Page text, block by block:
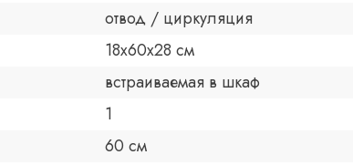
отвод / циркуляция
18х60х28 см
встраиваемая в шкаф
1
60 см